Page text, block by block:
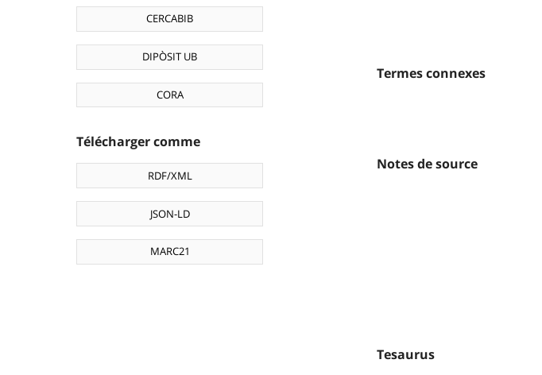
CERCABIB
DIPÒSIT UB
CORA
Télécharger comme
RDF/XML
JSON-LD
MARC21
Termes connexes
Notes de source
Tesaurus